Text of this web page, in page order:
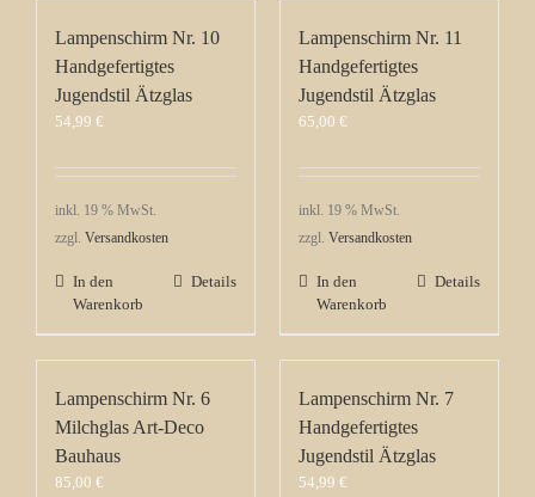
Lampenschirm Nr. 10
Handgefertigtes
Jugendstil Ätzglas
54,99 €
inkl. 19 % MwSt.
zzgl. Versandkosten
In den
Warenkorb
Details
Lampenschirm Nr. 11
Handgefertigtes
Jugendstil Ätzglas
65,00 €
inkl. 19 % MwSt.
zzgl. Versandkosten
In den
Warenkorb
Details
Lampenschirm Nr. 6
Milchglas Art-Deco
Bauhaus
85,00 €
Lampenschirm Nr. 7
Handgefertigtes
Jugendstil Ätzglas
54,99 €